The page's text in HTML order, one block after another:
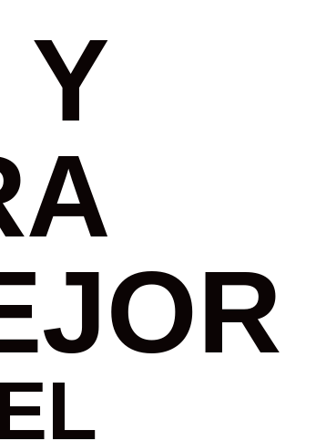
Y